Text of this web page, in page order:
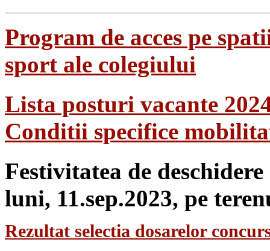
Program de acces pe
sport ale colegiului
Lista posturi vacante
Conditii specifice
Festivitatea de
luni, 11.sep.2023, pe
Rezultat selectia dosarelor